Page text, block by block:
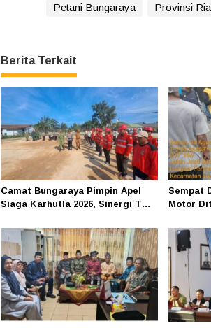
Petani Bungaraya
Provinsi
Berita Terkait
Camat Bungaraya Pimpin Apel
Siaga Karhutla 2026, Sinergi TNI-
Masyarakat Dikuatkan
Sempat
Motor